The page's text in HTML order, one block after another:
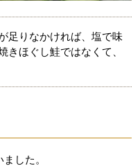
足りなかければ、塩で味
きほぐし鮭ではなくて、
した。